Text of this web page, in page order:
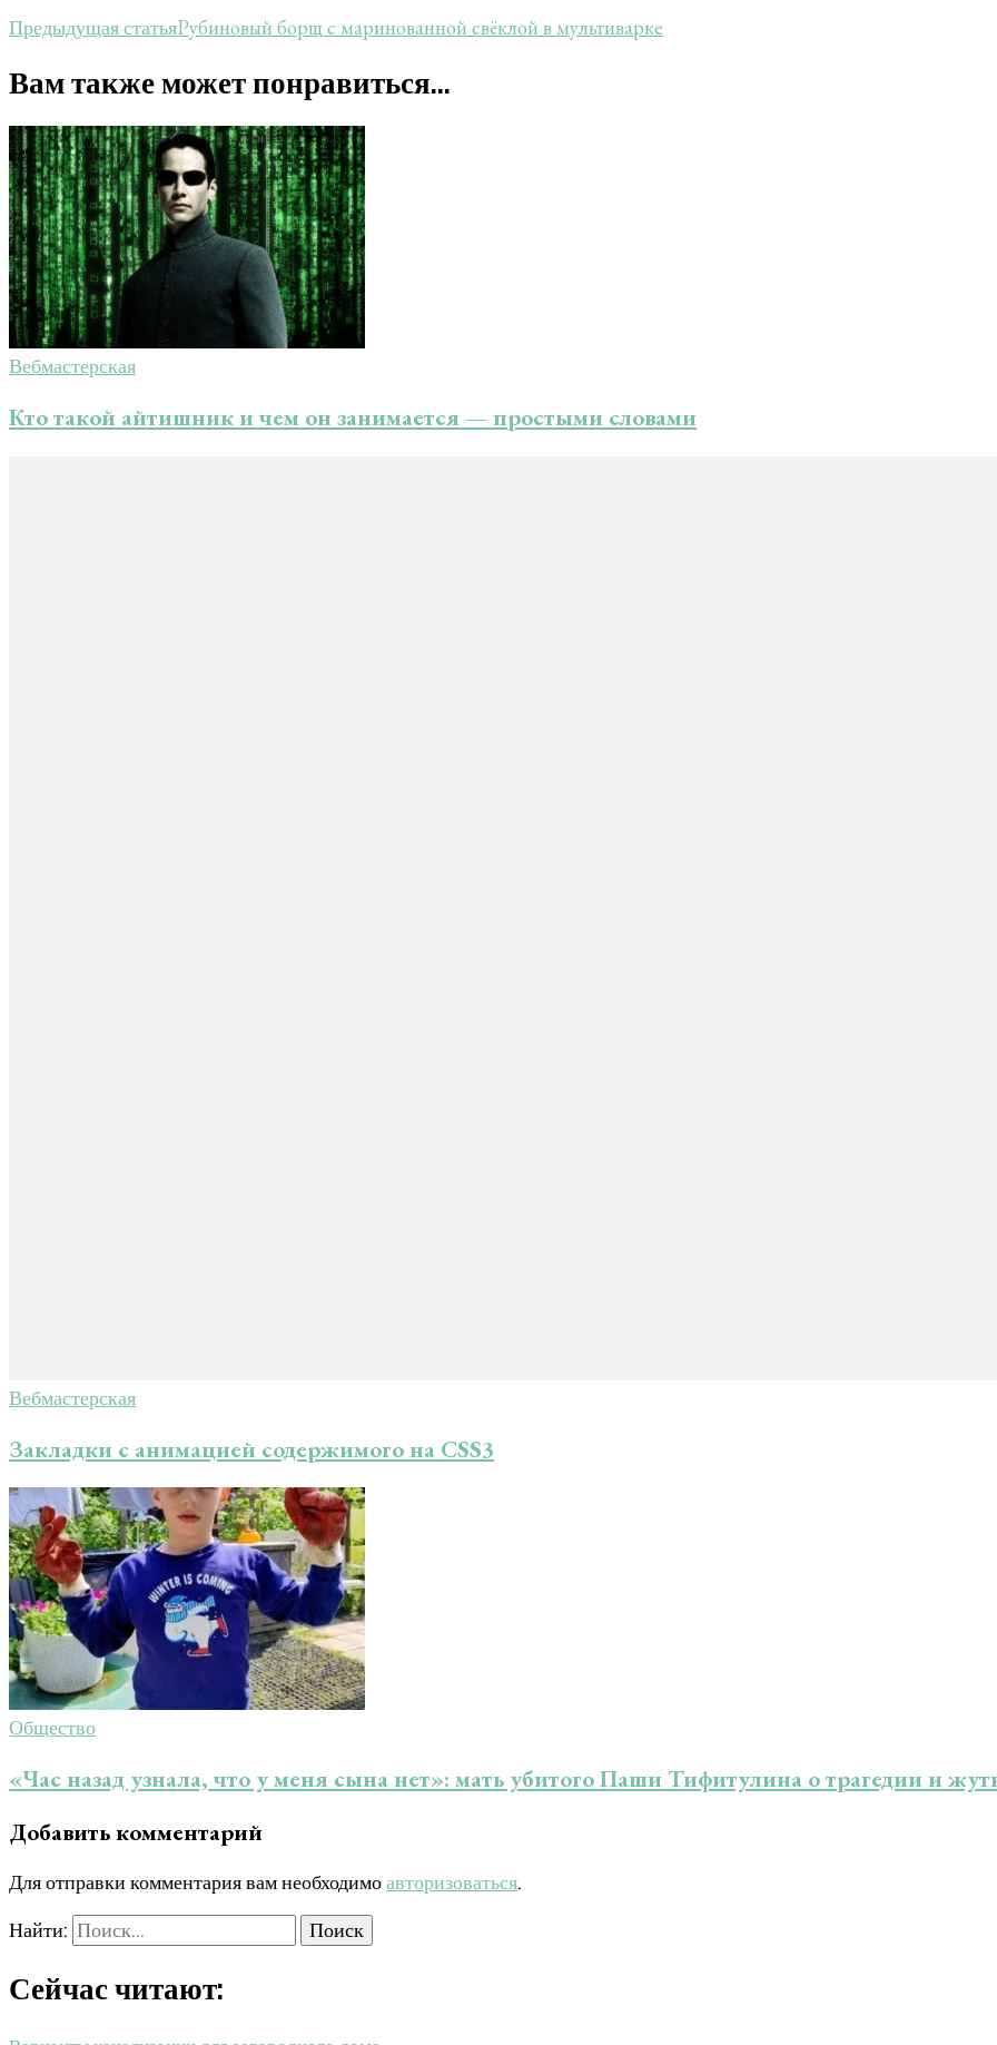
Предыдущая статьяРубиновый борщ с маринованной свёклой в мультиварке
Вам также может понравиться...
Вебмастерская
Кто такой айтишник и чем он занимается — простыми словами
Вебмастерская
Закладки с анимацией содержимого на CSS3
Общество
«Час назад узнала, что у меня сына нет»: мать убитого Паши Тифитулина о трагедии и
Добавить комментарий
Для отправки комментария вам необходимоавторизоваться.
Найти:
Сейчас читают: